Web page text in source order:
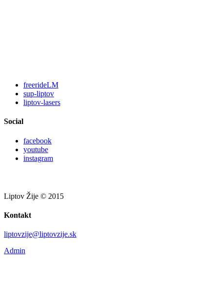
freerideLM
sup-liptov
liptov-lasers
Social
facebook
youtube
instagram
Liptov Žije © 2015
Kontakt
liptovzije@liptovzije.sk
Admin